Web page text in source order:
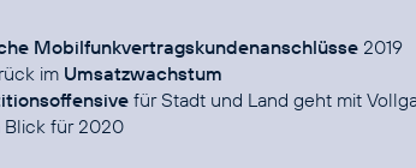
Mobilfunkvertragskundenanschlüsse 2019
im Umsatzwachstum
für Stadt und Land geht mit
Blick für 2020